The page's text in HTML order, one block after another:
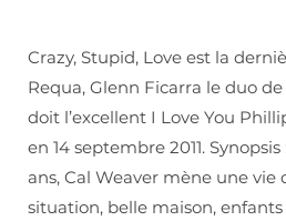
Crazy, Stupid, Love est la
Requa, Glenn Ficarra le duo
doit l’excellent I Love You
en 14 septembre 2011.
ans, Cal Weaver mène une vie
situation, belle maison,